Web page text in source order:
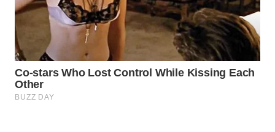
WAHANA
SELEB
WAHANA
PERSONA
WAHANA